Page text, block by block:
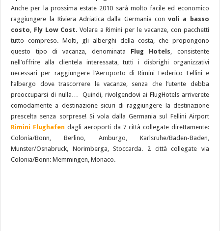
Anche per la prossima estate 2010 sarà molto facile ed economico
raggiungere la Riviera Adriatica dalla Germania convoli a basso
costo, Fly Low Cost. Volare a Rimini per le vacanze, con pacchetti
tutto compreso. Molti, gli alberghi della costa, che propongono
questo tipo di vacanza, denominata Flug Hotels, consistente
nell’offrire alla clientela interessata, tutti i disbrighi organizzativi
necessari per raggiungere l’Aeroporto di Rimini Federico Fellini e
l’albergo dove trascorrere le vacanze, senza che l’utente debba
preoccuparsi di nulla… Quindi, rivolgendovi ai FlugHotels arriverete
comodamente a destinazione sicuri di raggiungere la destinazione
prescelta senza sorprese! Si vola dalla Germania sul Fellini Airport
Rimini Flughafen dagli aeroporti da 7 città collegate direttamente:
Colonia/Bonn, Berlino, Amburgo, Karlsruhe/Baden-Baden,
Munster/Osnabruck, Norimberga, Stoccarda. 2 città collegate via
Colonia/Bonn: Memmingen, Monaco.